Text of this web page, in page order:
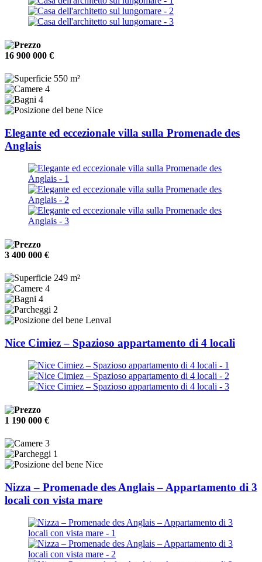
16 900 000 €
550 m²
4
4
Nice
Elegante ed eccezionale villa sulla Promenade des
Anglais
3 400 000 €
249 m²
4
4
2
Lenval
Nice Cimiez – Spazioso appartamento di 4 locali
1 190 000 €
3
1
Nice
Nizza – Promenade des Anglais – Appartamento di 3
locali con vista mare